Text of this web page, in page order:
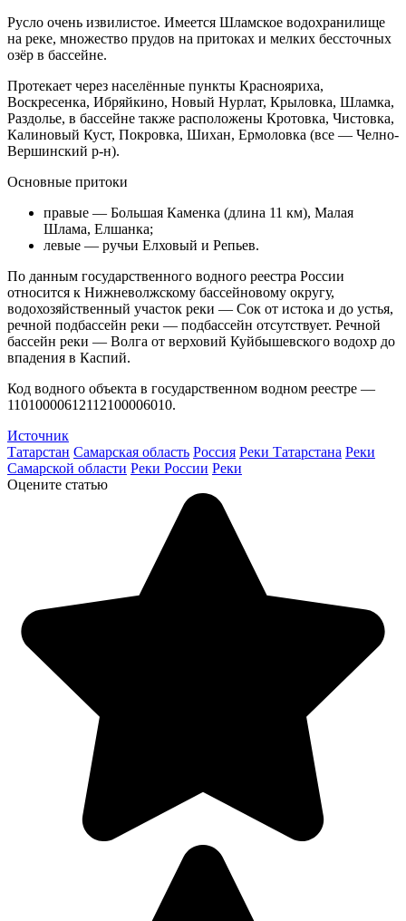
Русло очень извилистое. Имеется Шламское водохранилище
на реке, множество прудов на притоках и мелких бессточных
озёр в бассейне.
Протекает через населённые пункты Краснояриха,
Воскресенка, Ибряйкино, Новый Нурлат, Крыловка, Шламка,
Раздолье, в бассейне также расположены Кротовка, Чистовка,
Калиновый Куст, Покровка, Шихан, Ермоловка (все — Челно-
Вершинский р-н).
Основные притоки
правые — Большая Каменка (длина 11 км), Малая
Шлама, Елшанка;
левые — ручьи Елховый и Репьев.
По данным государственного водного реестра России
относится к Нижневолжскому бассейновому округу,
водохозяйственный участок реки — Сок от истока и до устья,
речной подбассейн реки — подбассейн отсутствует. Речной
бассейн реки — Волга от верховий Куйбышевского водохр до
впадения в Каспий.
Код водного объекта в государственном водном реестре —
11010000612112100006010.
Источник
Татарстан Самарская область Россия Реки Татарстана Реки
Самарской области Реки России Реки
Оцените статью